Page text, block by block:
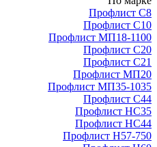
Профлист С8
Профлист С10
Профлист МП18-1100
Профлист С20
Профлист С21
Профлист МП20
Профлист МП35-1035
Профлист С44
Профлист НС35
Профлист НС44
Профлист Н57-750